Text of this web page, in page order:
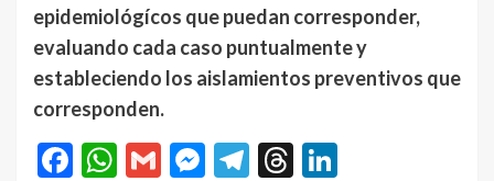
epidemiológícos que puedan corresponder,
evaluando cada caso puntualmente y
estableciendo los aislamientos preventivos que
corresponden.
Facebook
WhatsApp
GmailMessenger
Telegram
Threads